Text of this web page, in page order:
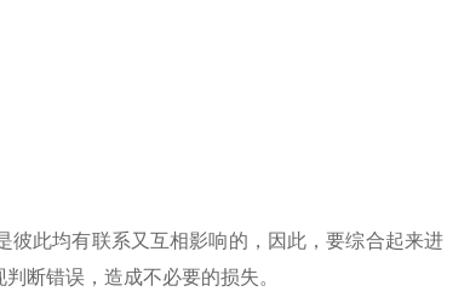
彼此均有联系又互相影响的，因此，要综合起来进
断错误，造成不必要的损失。